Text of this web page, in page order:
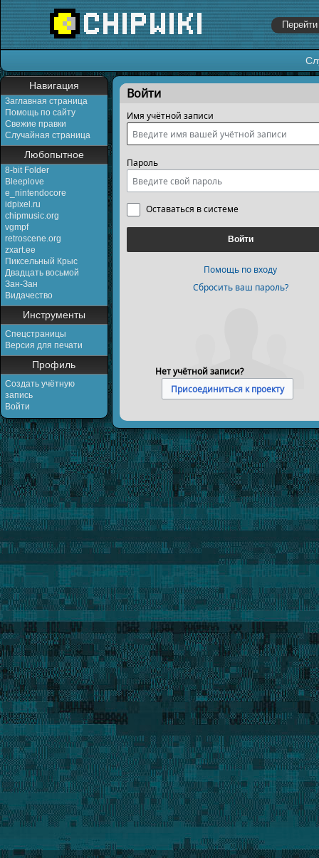
Навигация
Заглавная страница
Помощь по сайту
Свежие правки
Случайная страница
Любопытное
8-bit Folder
Bleeplove
e_nintendocore
idpixel.ru
chipmusic.org
vgmpf
retroscene.org
zxart.ee
Пиксельный Крыс
Двадцать восьмой
Зан-Зан
Видачество
Инструменты
Спецстраницы
Версия для печати
Профиль
Создать учётную
запись
Войти
Перейти к:навигация,поиск
Войти
Имя учётной записи
Пароль
Оставаться в системе
Войти
Помощь по входу
Сбросить ваш пароль?
Нет учётной записи?
Присоединиться к проекту